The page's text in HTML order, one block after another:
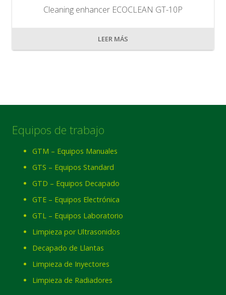
Cleaning enhancer ECOCLEAN GT-10P
LEER MÁS
Equipos de trabajo
GTM – Equipos Manuales
GTS – Equipos Standard
GTD – Equipos Decapado
GTE – Equipos Electrónica
GTL – Equipos Laboratorio
Limpieza por Ultrasonidos
Decapado de Llantas
Limpieza de Inyectores
Limpieza de Radiadores